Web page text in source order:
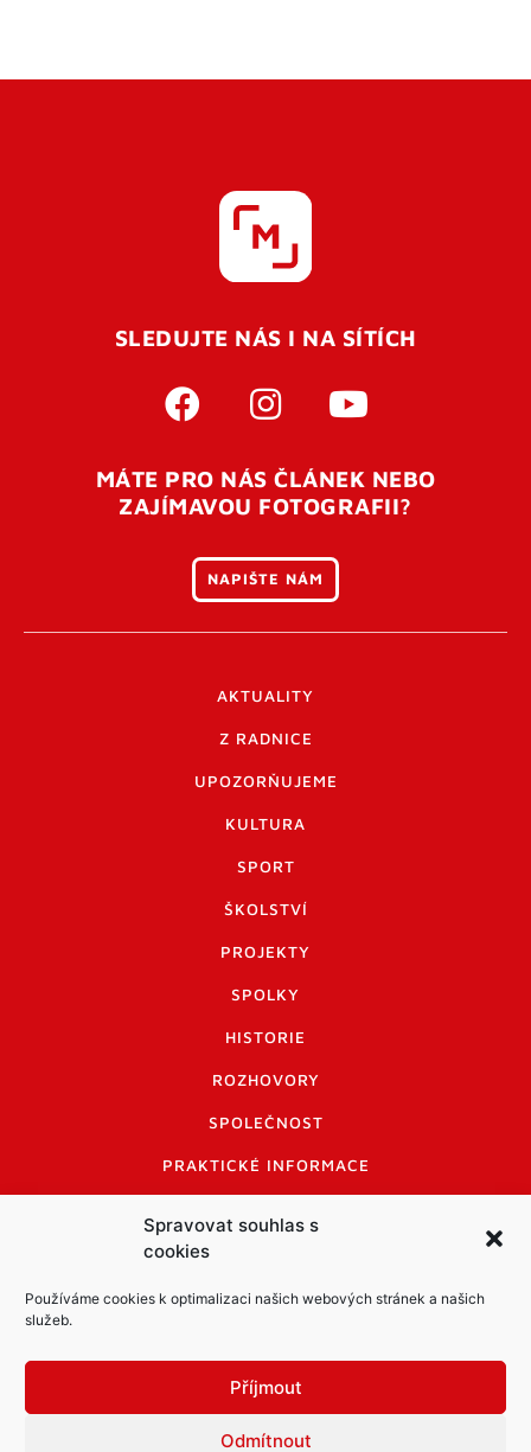
Spravovat souhlas s
cookies
Používáme cookies k optimalizaci našich webových stránek a našich
služeb.
Příjmout
Odmítnout
SLEDUJTE NÁS I NA SÍTÍCH
MÁTE PRO NÁS ČLÁNEK NEBO
ZAJÍMAVOU FOTOGRAFII?
NAPIŠTE NÁM
AKTUALITY
Z RADNICE
UPOZORŇUJEME
KULTURA
SPORT
ŠKOLSTVÍ
PROJEKTY
SPOLKY
HISTORIE
ROZHOVORY
SPOLEČNOST
PRAKTICKÉ INFORMACE
INFORMACE A KODEX DISKUTUJÍCÍCH
LOGO A LOGO MANUÁL